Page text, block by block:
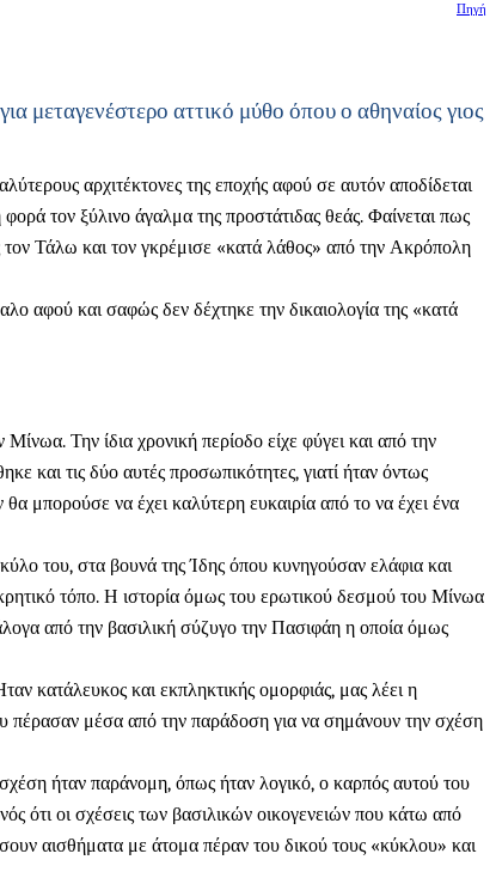
Πηγή
μεταγενέστερο αττικό μύθο όπου ο αθηναίος γιος
αρχιτέκτονες της εποχής αφού σε αυτόν αποδίδεται
τον ξύλινο άγαλμα της προστάτιδας θεάς. Φαίνεται πως
τον Τάλω και τον γκρέμισε «κατά λάθος» από την Ακρόπολη
αφού και σαφώς δεν δέχτηκε την δικαιολογία της «κατά
Την ίδια χρονική περίοδο είχε φύγει και από την
τις δύο αυτές προσωπικότητες, γιατί ήταν όντως
μπορούσε να έχει καλύτερη ευκαιρία από το να έχει ένα
του, στα βουνά της Ίδης όπου κυνηγούσαν ελάφια και
τόπο. Η ιστορία όμως του ερωτικού δεσμού του Μίνωα
από την βασιλική σύζυγο την Πασιφάη η οποία όμως
και εκπληκτικής ομορφιάς, μας λέει η
πέρασαν μέσα από την παράδοση για να σημάνουν την σχέση
ήταν παράνομη, όπως ήταν λογικό, ο καρπός αυτού του
ότι οι σχέσεις των βασιλικών οικογενειών που κάτω από
αισθήματα με άτομα πέραν του δικού τους «κύκλου» και